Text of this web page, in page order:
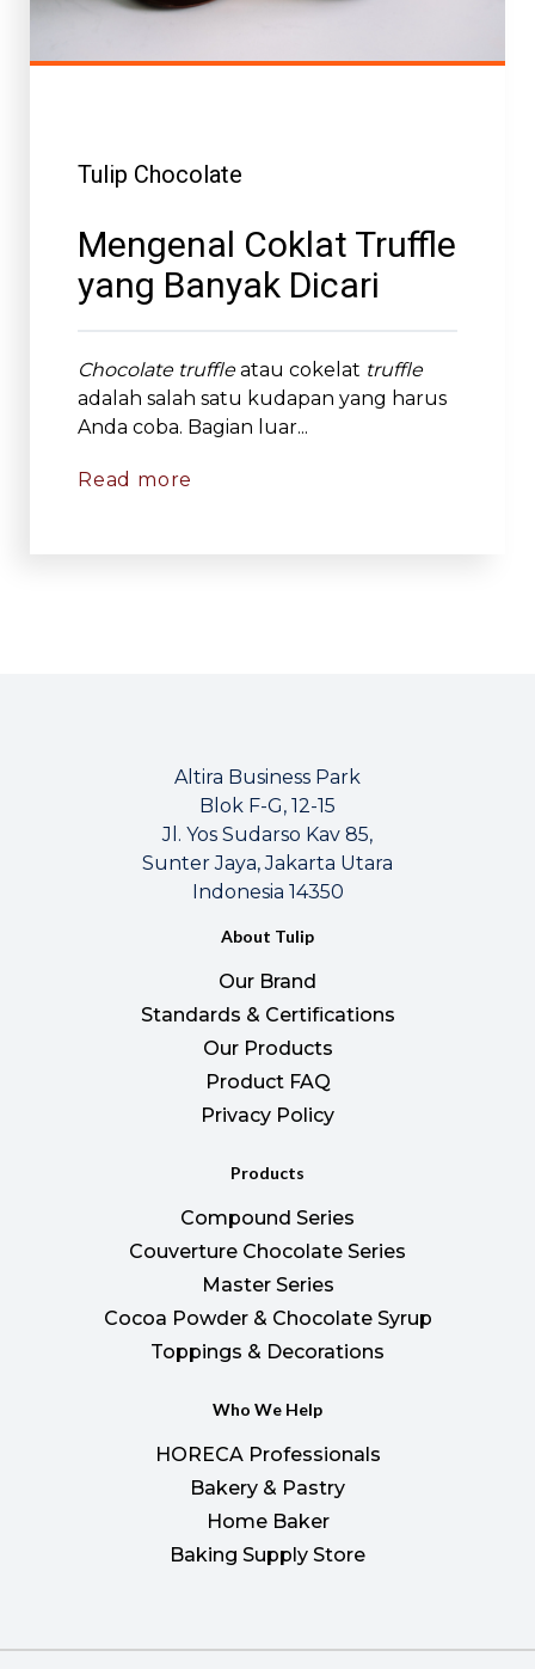
Tulip Chocolate
Mengenal Coklat Truffle
yang Banyak Dicari
Chocolate truffleatau cokelat truffle
adalah salah satu kudapan yang harus
Anda coba. Bagian luar...
Read more
Altira Business Park
Blok F-G, 12-15
Jl. Yos Sudarso Kav 85,
Sunter Jaya, Jakarta Utara
Indonesia 14350
About Tulip
Our Brand
Standards & Certifications
Our Products
Product FAQ
Privacy Policy
Products
Compound Series
Couverture Chocolate Series
Master Series
Cocoa Powder & Chocolate Syrup
Toppings & Decorations
Who We Help
HORECA Professionals
Bakery & Pastry
Home Baker
Baking Supply Store